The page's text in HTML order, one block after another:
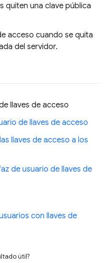
quiten una clave pública
acceso cuando se quita
del servidor.
llaves de acceso
de llaves de acceso
llaves de acceso a los
de usuario de llaves de
con llaves de
útil?